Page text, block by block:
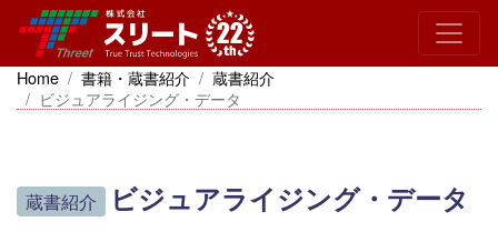
Home 書籍・蔵書紹介
蔵書紹介
ビジュアライジング・データ
蔵書紹介 ビジュアライジング・データ